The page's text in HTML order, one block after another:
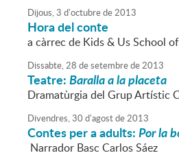
Dijous,3 d'octubrede2013
Hora del conte
a càrrec de Kids & Us School
Dissabte,28 desetembrede2013
Teatre:Baralla a la placeta
Dramatùrgia del Grup Artístic
Divendres,30 d'agostde2013
Contes per a adults:Por la
Narrador Basc Carlos Sáez